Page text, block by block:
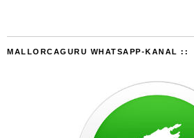
MALLORCAGURU WHATSAPP-KANAL ::